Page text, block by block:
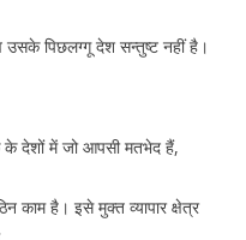
उसके पिछलग्गू देश सन्तुष्ट नहीं है।
के देशों में जो आपसी मतभेद हैं,
काम है। इसे मुक्त व्यापार क्षेत्र